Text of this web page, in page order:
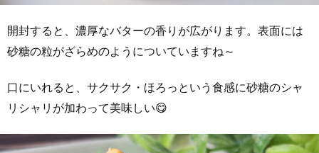
開封すると、濃厚なバターの香りが広がります。表面には
砂糖の粒がざらめのようについていますね～
口にいれると、サクサク・ほろっという食感に砂糖のシャ
リシャリが加わって美味しい😋